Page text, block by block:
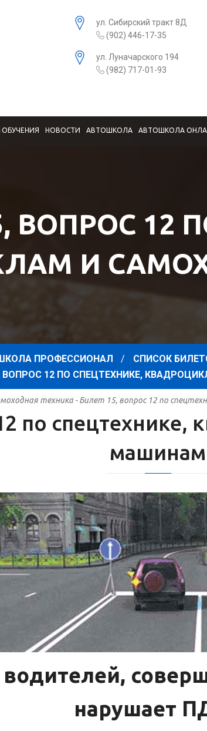
ул. Сибирский тракт 8Д
(902) 446-17-35
ул. Луначарского 194
(982) 717-01-93
НОВОСТИ АВТОШКОЛА АВТОШКОЛА
ВОПРОС 12
И
ПРОФЕССИОНАЛ
СПИСОК
ВОПРОС 12 ПО СПЕЦТЕХНИКЕ,
техника - Билет 15, вопрос 12 по
по
машинам
водителей,
нарушает